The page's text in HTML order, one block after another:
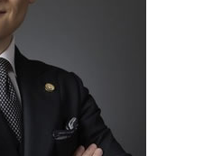
弁護士
士